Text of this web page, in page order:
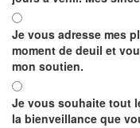
Je vous adresse mes
moment de deuil et
mon soutien.
Je vous souhaite tout
la bienveillance que